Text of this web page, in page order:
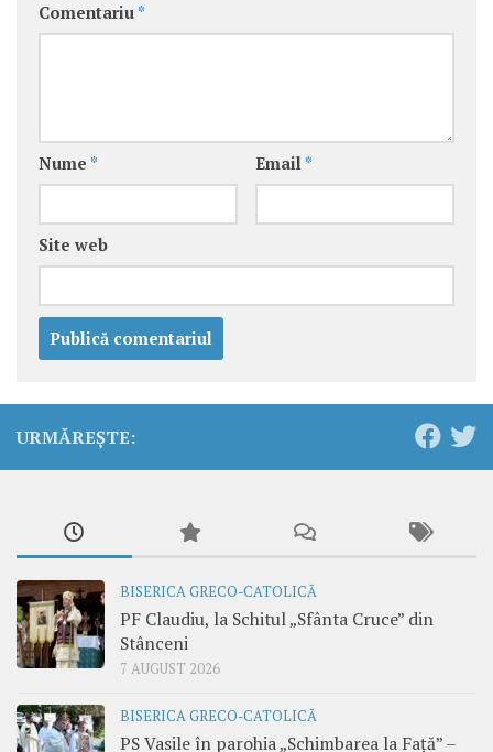
Comentariu *
Nume * Email *
Site web
URMĂREȘTE:
BISERICA GRECO-CATOLICĂ
PF Claudiu, la Schitul „Sfânta Cruce” din
Stânceni
7 AUGUST 2026
BISERICA GRECO-CATOLICĂ
PS Vasile în parohia „Schimbarea la Față” –